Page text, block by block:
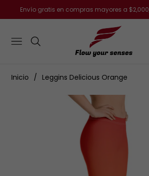
Envío gratis en compras mayores a $2,000
Navigation
Inicio / Leggins Delicious Orange